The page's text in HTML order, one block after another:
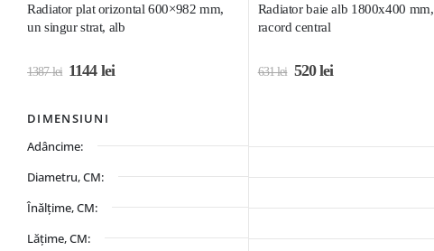
Radiator plat orizontal 600×982 mm,
un singur strat, alb
1387lei 1144 lei
Radiator baie alb 1800x400 mm,
racord central
631lei 520lei
DIMENSIUNI
Adâncime:
Diametru, CM:
Înălțime, CM:
Lățime, CM: